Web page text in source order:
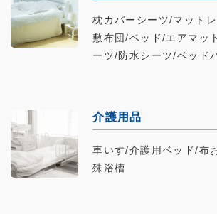
枕カバーシーツ/マット
敷布団/ベッド/エアマッ
ーツ/防水シーツ/ベッド
介護用品
車いす/介護用ベッド/布
殊浴槽